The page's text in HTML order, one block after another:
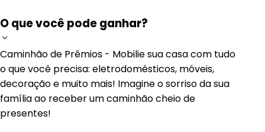
O que você pode ganhar?
Caminhão de Prêmios - Mobilie sua casa com tudo
o que você precisa: eletrodomésticos, móveis,
decoração e muito mais! Imagine o sorriso da sua
família ao receber um caminhão cheio de
presentes!